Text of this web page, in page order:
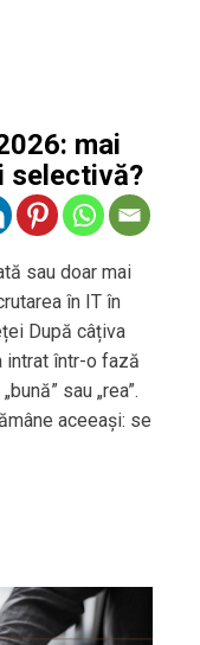
mai
selectivă?
sau doar mai
în IT în
După câțiva
intrat într-o fază
sau „rea”.
aceeași: se